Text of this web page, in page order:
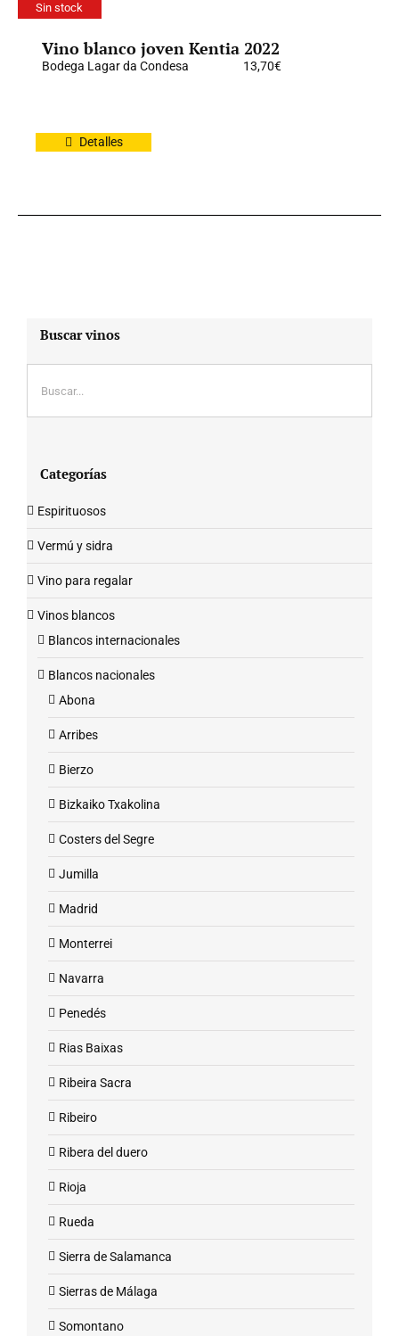
Sin stock
Vino blanco joven Kentia 2022
Bodega Lagar da Condesa 13,70€
Detalles
Buscar vinos
Categorías
Espirituosos
Vermú y sidra
Vino para regalar
Vinos blancos
Blancos internacionales
Blancos nacionales
Abona
Arribes
Bierzo
Bizkaiko Txakolina
Costers del Segre
Jumilla
Madrid
Monterrei
Navarra
Penedés
Rias Baixas
Ribeira Sacra
Ribeiro
Ribera del duero
Rioja
Rueda
Sierra de Salamanca
Sierras de Málaga
Somontano